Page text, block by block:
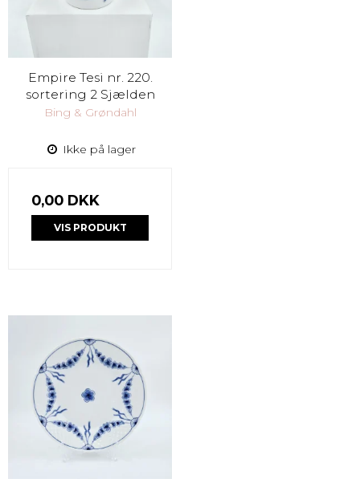
Empire Tesi nr. 220.
sortering 2 Sjælden
Bing & Grøndahl
Ikke på lager
0,00 DKK
VIS PRODUKT